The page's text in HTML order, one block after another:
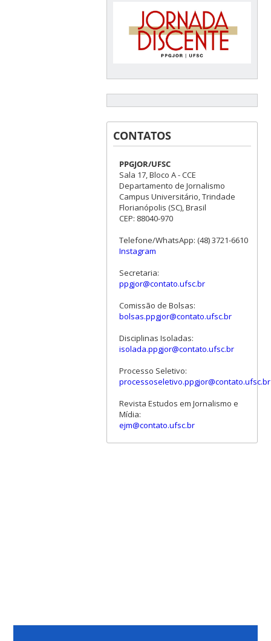
CONTATOS
PPGJOR/UFSC
Sala 17, Bloco A - CCE
Departamento de Jornalismo
Campus Universitário, Trindade
Florianópolis (SC), Brasil
CEP: 88040-970
Telefone/WhatsApp: (48) 3721-6610
Instagram
Secretaria:
ppgjor@contato.ufsc.br
Comissão de Bolsas:
bolsas.ppgjor@contato.ufsc.br
Disciplinas Isoladas:
isolada.ppgjor@contato.ufsc.br
Processo Seletivo:
processoseletivo.ppgjor@contato.ufsc.br
Revista Estudos em Jornalismo e
Mídia:
ejm@contato.ufsc.br